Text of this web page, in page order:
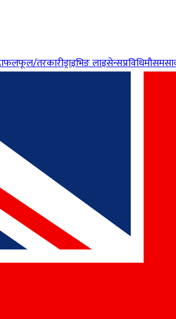
फलफूल/तरकारीड्राइभिङ लाइसेन्सप्रविधिमौसम